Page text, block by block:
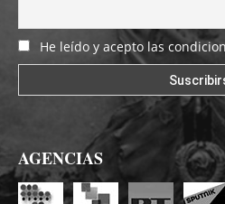
He leído y acepto las
AGENCIAS